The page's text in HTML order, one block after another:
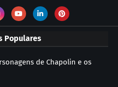
Populares
de Chapolin e os